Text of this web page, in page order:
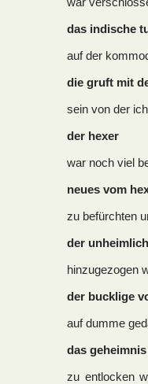
das indische
auf der
die gruft mit
sein von der
der hexer
war noch viel
neues vom
zu befürchten
der
hinzugezogen
der bucklige
auf dumme
das
zu entlocken